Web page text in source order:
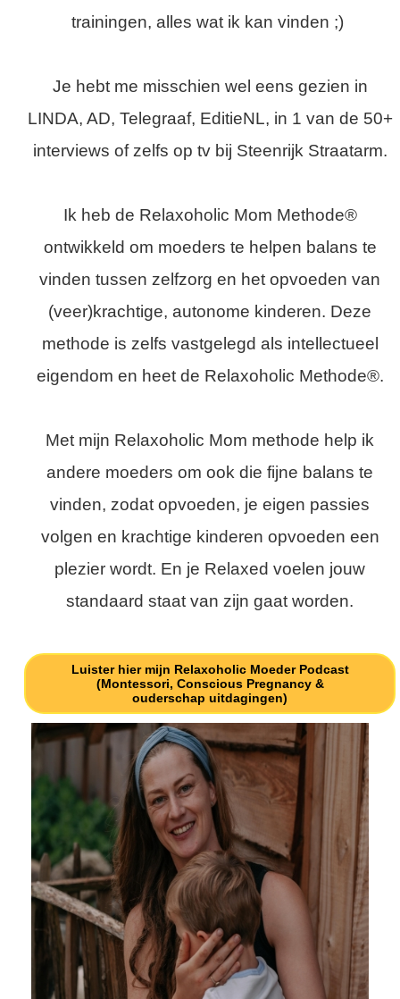
trainingen, alles wat ik kan vinden ;)
Je hebt me misschien wel eens gezien in
LINDA, AD, Telegraaf, EditieNL, in 1 van de 50+
interviews of zelfs op tv bij Steenrijk Straatarm.
Ik heb de Relaxoholic Mom Methode®
ontwikkeld om moeders te helpen balans te
vinden tussen zelfzorg en het opvoeden van
(veer)krachtige, autonome kinderen. Deze
methode is zelfs vastgelegd als intellectueel
eigendom en heet de Relaxoholic Methode®.
Met mijn Relaxoholic Mom methode help ik
andere moeders om ook die fijne balans te
vinden, zodat opvoeden, je eigen passies
volgen en krachtige kinderen opvoeden een
plezier wordt. En je Relaxed voelen jouw
standaard staat van zijn gaat worden.
Luister hier mijn Relaxoholic Moeder Podcast
(Montessori, Conscious Pregnancy &
ouderschap uitdagingen)